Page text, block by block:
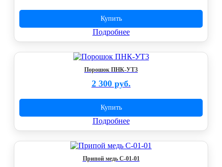
Купить
Подробнее
Порошок ПНК-УТ3
2 300 руб.
Купить
Подробнее
Припой медь С-01-01